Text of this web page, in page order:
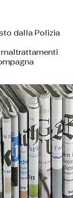
dalla Polizia
maltrattamenti